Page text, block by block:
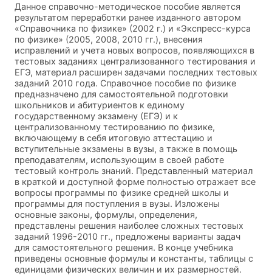
Данное справочно-методическое пособие является
результатом переработки ранее изданного автором
«Справочника по физике» (2002 г.) и «Экспресс-курса
по физике» (2005, 2008, 2010 гг.), внесения
исправлений и учета новых вопросов, появляющихся в
тестовых заданиях централизованного тестирования и
ЕГЭ, материал расширен задачами последних тестовых
заданий 2010 года. Справочное пособие по физике
предназначено для самостоятельной подготовки
школьников и абитуриентов к единому
государственному экзамену (ЕГЭ) и к
централизованному тестированию по физике,
включающему в себя итоговую аттестацию и
вступительные экзамены в вузы, а также в помощь
преподавателям, использующим в своей работе
тестовый контроль знаний. Представленный материал
в краткой и доступной форме полностью отражает все
вопросы программы по физике средней школы и
программы для поступления в вузы. Изложены
основные законы, формулы, определения,
представлены решения наиболее сложных тестовых
заданий 1996-2010 гг., предложены варианты задач
для самостоятельного решения. В конце учебника
приведены основные формулы и константы, таблицы с
единицами физических величин и их размерностей.